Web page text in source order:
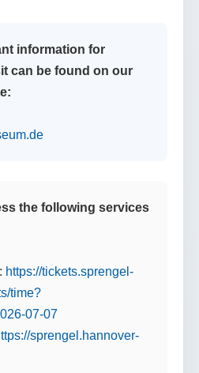
information for
can be found on our
the following services
https://tickets.sprengel-
time?
07-07
sprengel.hannover-